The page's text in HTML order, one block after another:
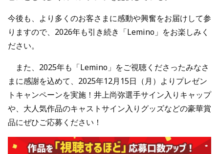
今後も、より多くのお客さまに感動や興奮をお届けして参
りますので、2026年も引き続き「Lemino」をお楽しみく
ださい。
また、2025年も「Lemino」をご視聴くださったみなさ
まに感謝を込めて、2025年12月15日（月）よりプレゼン
トキャンペーンを実施！井上尚弥選手サイン入りキャップ
や、大人気作品のキャストサイン入りグッズなどの豪華賞
品にぜひご応募ください！